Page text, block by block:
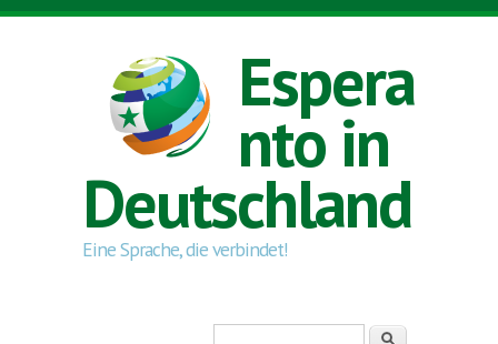
Direkt zum Inhalt
Espera
nto in
Deutschland
Eine Sprache, die verbindet!